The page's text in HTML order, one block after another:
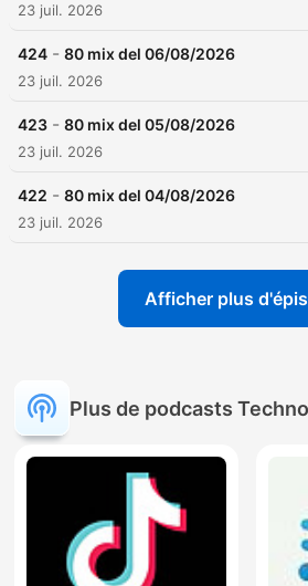
23 juil. 2026
424 - 80 mix del 06/08/2026
23 juil. 2026
423 - 80 mix del 05/08/2026
23 juil. 2026
422 - 80 mix del 04/08/2026
23 juil. 2026
Afficher plus
Plus de podcasts